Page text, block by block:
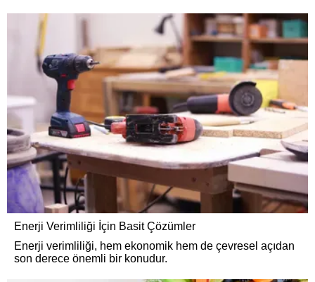
Enerji Verimliliği İçin Basit Çözümler
Enerji verimliliği, hem ekonomik hem de çevresel açıdan
son derece önemli bir konudur.